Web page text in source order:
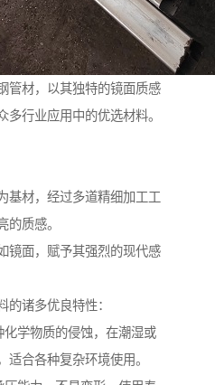
管材，以其独特的镜面质感
行业应用中的优选材料。
基材，经过多道精细加工工
的质感。
镜面，赋予其强烈的现代感
的诸多优良特性：
学物质的侵蚀，在潮湿或
适合各种复杂环境使用。